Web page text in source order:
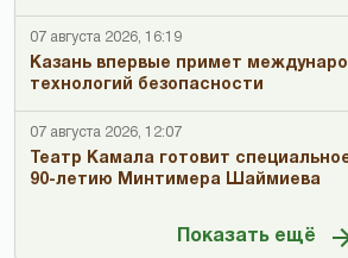
07 августа 2026, 16:19
Казань впервые примет
технологий безопасности
07 августа 2026, 12:07
Театр Камала готовит
90-летию Минтимера Шаймиева
Показать ещё